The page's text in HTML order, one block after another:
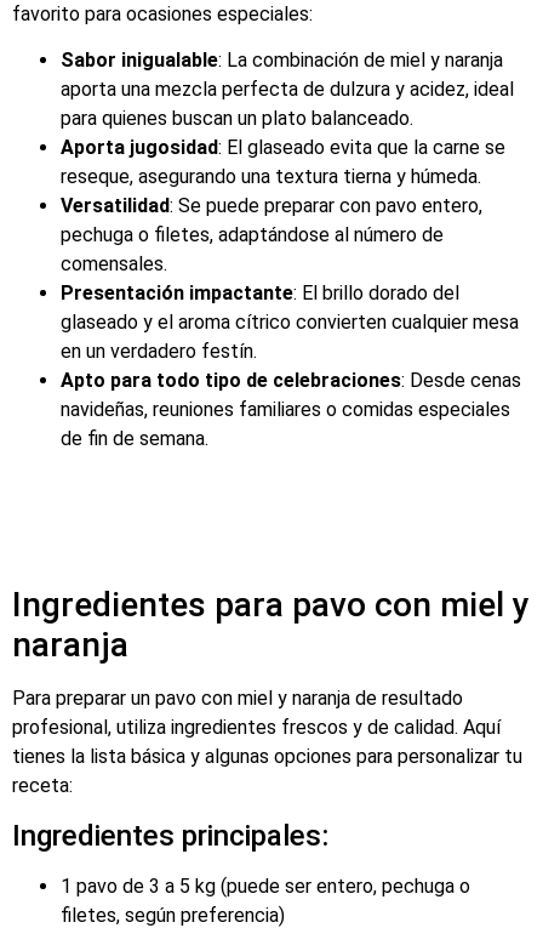
favorito para ocasiones especiales:
Sabor inigualable: La combinación de miel y naranja
aporta una mezcla perfecta de dulzura y acidez, ideal
para quienes buscan un plato balanceado.
Aporta jugosidad: El glaseado evita que la carne se
reseque, asegurando una textura tierna y húmeda.
Versatilidad: Se puede preparar con pavo entero,
pechuga o filetes, adaptándose al número de
comensales.
Presentación impactante: El brillo dorado del
glaseado y el aroma cítrico convierten cualquier mesa
en un verdadero festín.
Apto para todo tipo de celebraciones: Desde cenas
navideñas, reuniones familiares o comidas especiales
de fin de semana.
Ingredientes para pavo con miel y
naranja
Para preparar un pavo con miel y naranja de resultado
profesional, utiliza ingredientes frescos y de calidad. Aquí
tienes la lista básica y algunas opciones para personalizar tu
receta:
Ingredientes principales:
1 pavo de 3 a 5 kg (puede ser entero, pechuga o
filetes, según preferencia)